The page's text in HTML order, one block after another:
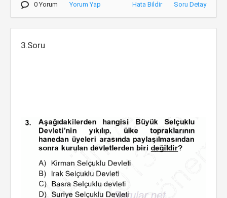
0 Yorum Yorum Yap Hata Bildir Soru Detay
3.Soru